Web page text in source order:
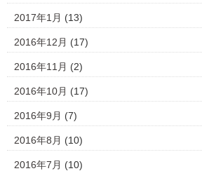
2017年1月 (13)
2016年12月 (17)
2016年11月 (2)
2016年10月 (17)
2016年9月 (7)
2016年8月 (10)
2016年7月 (10)